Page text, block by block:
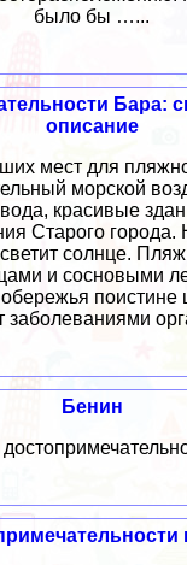
было бы …...
Бара:
описание
мест для
морской
красивые
Старого
солнце.
и сосновыми
поистине
заболеваниями
Бенин